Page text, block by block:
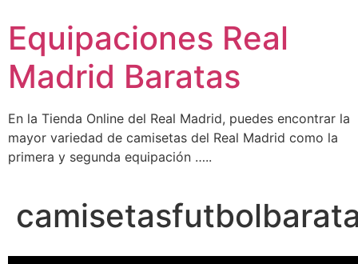
contenido
Equipaciones Real
Madrid Baratas
En la Tienda Online del Real Madrid, puedes encontrar la
mayor variedad de camisetas del Real Madrid como la
primera y segunda equipación …..